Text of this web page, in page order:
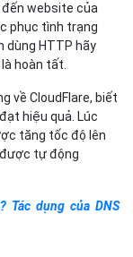
đến website của
phục tình trạng
dùng HTTP hãy
hoàn tất.
về CloudFlare, biết
hiệu quả. Lúc
tăng tốc độ lên
tự động
Tác dụng của DNS